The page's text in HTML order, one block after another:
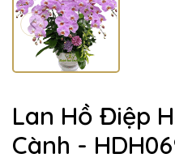
Lan Hồ Điệp
Cành -